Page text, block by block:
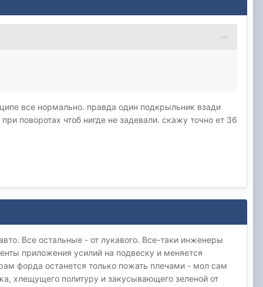
все нормально. правда один подкрыльник взади
поворотах чтоб нигде не задевали. скажу точно ет 36
Все остальные - от лукавого. Все-таки инженеры
приложения усилий на подвеску и меняется
форда останется только пожать плечами - мол сам
хлещущего политуру и закусывающего зеленой от